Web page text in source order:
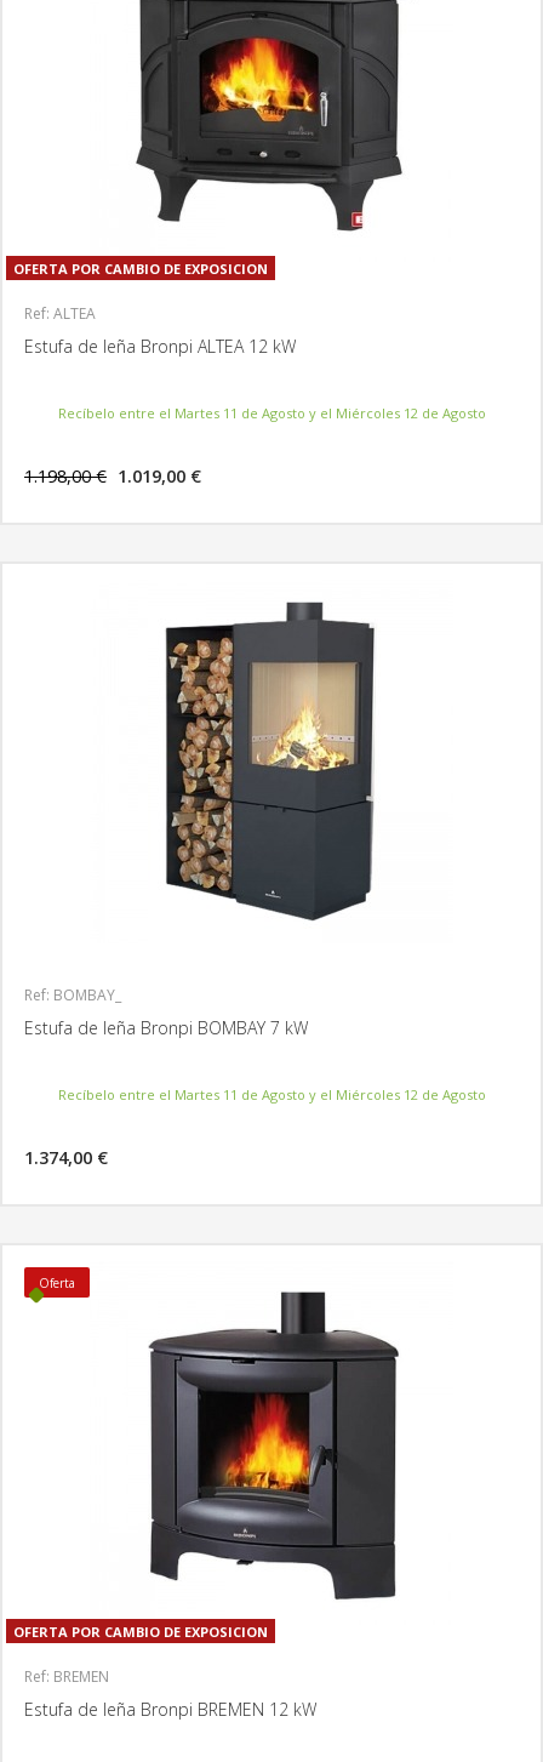
OFERTA POR CAMBIO DE EXPOSICION
Ref: ALTEA
Estufa de leña Bronpi ALTEA 12 kW
Recíbelo entre el Martes 11 de Agosto y el Miércoles 12 de Agosto
1.198,00 € 1.019,00 €
Ref: BOMBAY_
Estufa de leña Bronpi BOMBAY 7 kW
Recíbelo entre el Martes 11 de Agosto y el Miércoles 12 de Agosto
1.374,00 €
Oferta
OFERTA POR CAMBIO DE EXPOSICION
Ref: BREMEN
Estufa de leña Bronpi BREMEN 12 kW